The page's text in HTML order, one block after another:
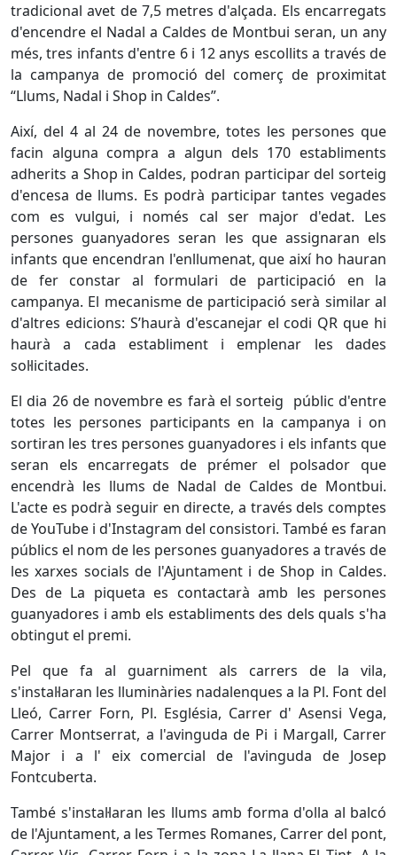
tradicional avet de 7,5 metres d'alçada. Els encarregats
d'encendre el Nadal a Caldes de Montbui seran, un any
més, tres infants d'entre 6 i 12 anys escollits a través de
la campanya de promoció del comerç de proximitat
“Llums, Nadal i Shop in Caldes”.
Així, del 4 al 24 de novembre, totes les persones que
facin alguna compra a algun dels 170 establiments
adherits a Shop in Caldes, podran participar del sorteig
d'encesa de llums. Es podrà participar tantes vegades
com es vulgui, i només cal ser major d'edat. Les
persones guanyadores seran les que assignaran els
infants que encendran l'enllumenat, que així ho hauran
de fer constar al formulari de participació en la
campanya. El mecanisme de participació serà similar al
d'altres edicions: S’haurà d'escanejar el codi QR que hi
haurà a cada establiment i emplenar les dades
sol·licitades.
El dia 26 de novembre es farà el sorteig públic d'entre
totes les persones participants en la campanya i on
sortiran les tres persones guanyadores i els infants que
seran els encarregats de prémer el polsador que
encendrà les llums de Nadal de Caldes de Montbui.
L'acte es podrà seguir en directe, a través dels comptes
de YouTube i d'Instagram del consistori. També es faran
públics el nom de les persones guanyadores a través de
les xarxes socials de l'Ajuntament i de Shop in Caldes.
Des de La piqueta es contactarà amb les persones
guanyadores i amb els establiments des dels quals s'ha
obtingut el premi.
Pel que fa al guarniment als carrers de la vila,
s'instal·laran les lluminàries nadalenques a la Pl. Font del
Lleó, Carrer Forn, Pl. Església, Carrer d' Asensi Vega,
Carrer Montserrat, a l'avinguda de Pi i Margall, Carrer
Major i a l' eix comercial de l'avinguda de Josep
Fontcuberta.
També s'instal·laran les llums amb forma d'olla al balcó
de l'Ajuntament, a les Termes Romanes, Carrer del pont,